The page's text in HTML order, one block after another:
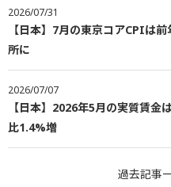
2026/07/31
【日本】7月の東京コアCPIは
所に
2026/07/07
【日本】2026年5月の実質賃金
比1.4%増
過去記事